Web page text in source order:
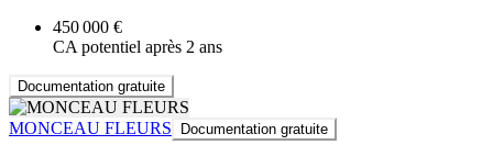
450 000 €
CA potentiel après 2 ans
Documentation gratuite
MONCEAU FLEURS Documentation gratuite